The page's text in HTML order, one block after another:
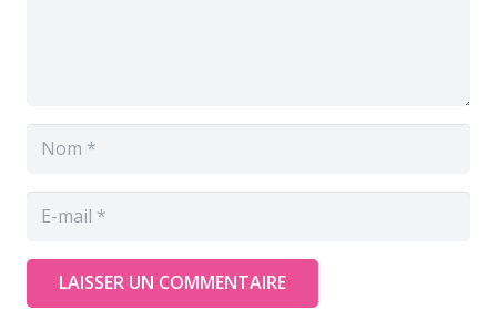
LAISSER UN COMMENTAIRE